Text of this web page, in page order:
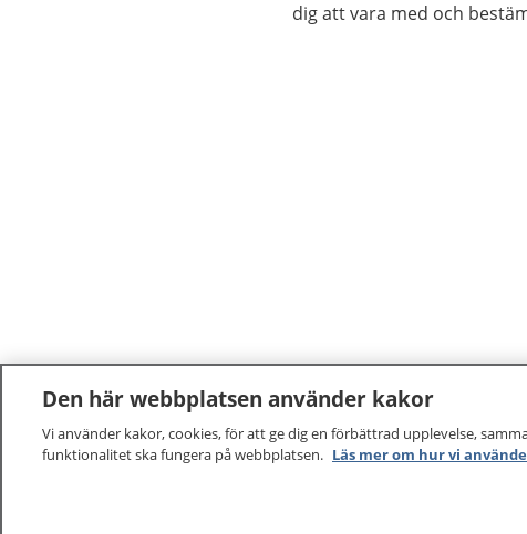
dig att vara med och
Den här webbplatsen använder kakor
Vi använder kakor, cookies, för att ge dig en förbättrad upplevelse,
funktionalitet ska fungera på webbplatsen. Läs mer om hur vi